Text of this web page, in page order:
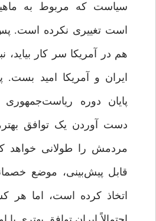
سیاست که مربوط به
است تغییری نکرده است.
هم در آمریکا سر کار بیاید،
ایران و آمریکا امید
پایان دوره
دست آوردن یک توافق
مردمش را طولانی خواهد
قابل پیش‌بینی، موضع
اتخاذ کرده است، اما هر